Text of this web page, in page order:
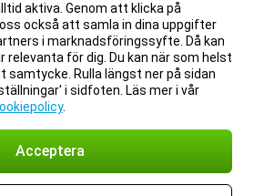
aktiva. Genom att klicka på
också att samla in dina uppgifter
i marknadsföringssyfte. Då kan
relevanta för dig. Du kan när som helst
samtycke. Rulla längst ner på sidan
i sidfoten. Läs mer i vår
.
Acceptera